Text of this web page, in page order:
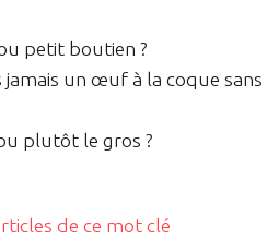
petit boutien ?
jamais un œuf à la coque sans
plutôt le gros ?
de ce mot clé